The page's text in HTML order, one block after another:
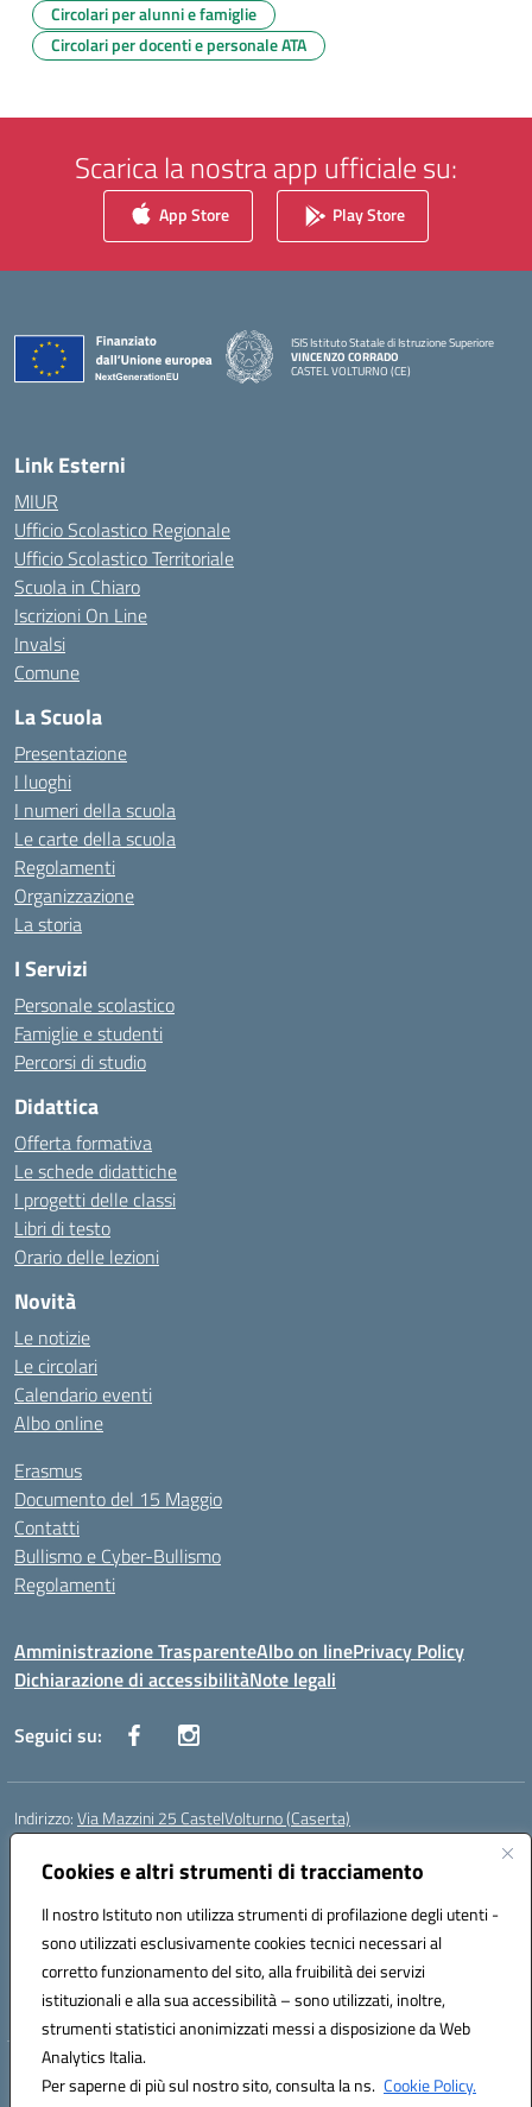
Cookies e altri strumenti di tracciamento
Il nostro Istituto non utilizza strumenti di profilazione degli utenti -
sono utilizzati esclusivamente cookies tecnici necessari al
corretto funzionamento del sito, alla fruibilità dei servizi
istituzionali e alla sua accessibilità – sono utilizzati, inoltre,
strumenti statistici anonimizzati messi a disposizione da Web
Analytics Italia.
Per saperne di più sul nostro sito, consulta la ns. Cookie Policy.
Circolari per alunni e famiglie
Circolari per docenti e personale ATA
Scarica la nostra app ufficiale su:
App Store Play Store
ISIS Istituto Statale di Istruzione Superiore
VINCENZO CORRADO
CASTEL VOLTURNO (CE)
Link Esterni
MIUR
Ufficio Scolastico Regionale
Ufficio Scolastico Territoriale
Scuola in Chiaro
Iscrizioni On Line
Invalsi
Comune
La Scuola
Presentazione
I luoghi
I numeri della scuola
Le carte della scuola
Regolamenti
Organizzazione
La storia
I Servizi
Personale scolastico
Famiglie e studenti
Percorsi di studio
Didattica
Offerta formativa
Le schede didattiche
I progetti delle classi
Libri di testo
Orario delle lezioni
Novità
Le notizie
Le circolari
Calendario eventi
Albo online
Erasmus
Documento del 15 Maggio
Contatti
Bullismo e Cyber-Bullismo
Regolamenti
Amministrazione TrasparenteAlbo on linePrivacy Policy
Dichiarazione di accessibilitàNote legali
Seguici su:
Indirizzo:Via Mazzini 25 CastelVolturno (Caserta)
Centralino:
Posta elettronica certificata (PEC):ceis014005@pec.istruzione.it
Codice fiscale: 93063510619
Codice meccanografico:CEIS014005
Codice Indice delle Pubbliche Amministrazioni (IPA): istsc_ceis014005
Codice unico di fatturazione (CUF): UOU8EW
Hosting & Powered by 3D Solution S.r.l.